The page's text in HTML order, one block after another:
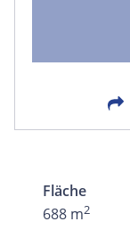
Fläche
688 m2